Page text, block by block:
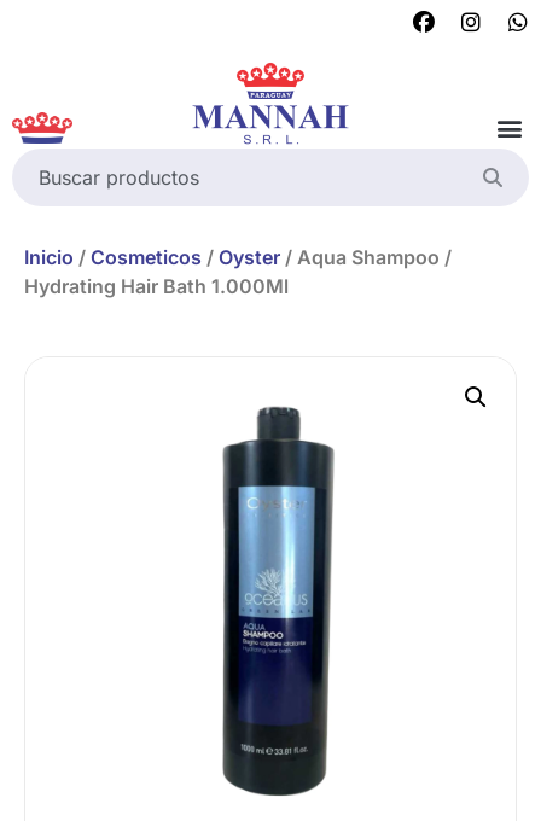
Inicio / Cosmeticos / Oyster / Aqua Shampoo /
Hydrating Hair Bath 1.000Ml